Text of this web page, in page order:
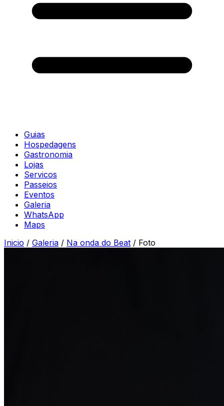
Guias
Hospedagens
Gastronomia
Lojas
Servicos
Passeios
Eventos
Galeria
WhatsApp
Maps
Inicio / Galeria / Na onda do Beat / Foto